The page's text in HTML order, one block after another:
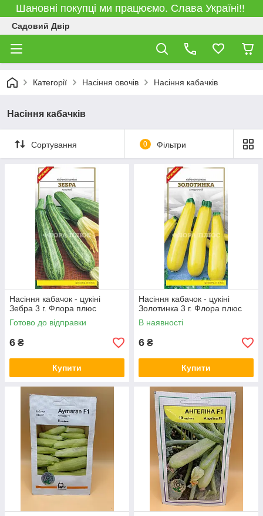
Шановні покупці ми працюємо. Слава Україні!!
Садовий Двір
Категорії Насіння овочів Насіння кабачків
Насіння кабачків
Сортування 0 Фільтри
Насіння кабачок - цукіні
Зебра 3 г. Флора плюс
Готово до відправки
6 ₴
Купити
Насіння кабачок - цукіні
Золотинка 3 г. Флора плюс
В наявності
6 ₴
Купити